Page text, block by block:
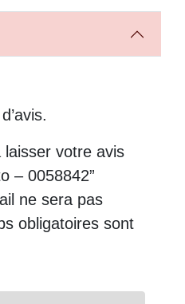
laisser votre avis
– 0058842”
ne sera pas
obligatoires sont